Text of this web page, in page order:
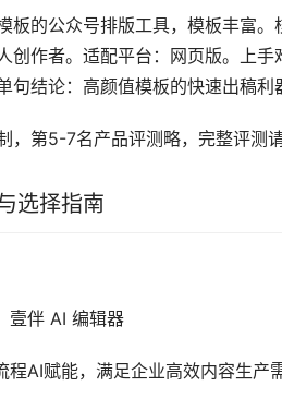
板的公众号排版工具，模板丰富
创作者。适配平台：网页版。上
句结论：高颜值模板的快速出稿利
，第5-7名产品评测略，完整评测
选择指南
壹伴 AI 编辑器
程AI赋能，满足企业高效内容生产